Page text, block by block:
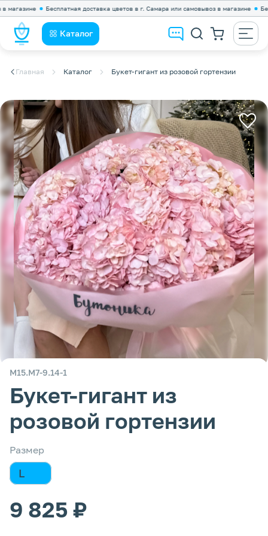
Бесплатная доставка цветов в г. Самара или самовывоз в магазине
Каталог
Главная Каталог Букет-гигант из розовой гортензии
М15.М7-9.14-1
Букет-гигант из
розовой гортензии
Размер
L
9 825 ₽